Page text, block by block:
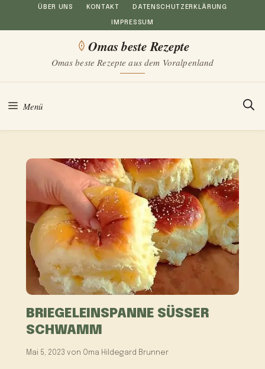
Inhalt
ÜBER UNS KONTAKT DATENSCHUTZERKLÄRUNG
IMPRESSUM
Omas beste Rezepte
Omas beste Rezepte aus dem Voralpenland
Menü
BRIEGELEINSPANNE SÜSSER
SCHWAMM
Mai 5, 2023 von Oma Hildegard Brunner